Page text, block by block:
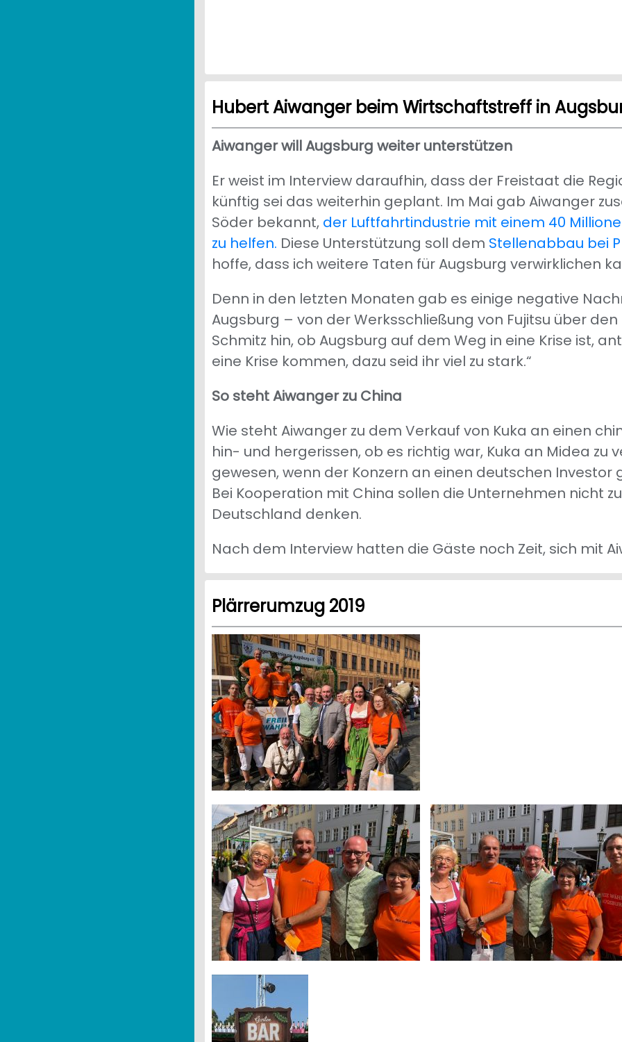
Hubert Aiwanger beim Wirtschaftstreff in
Aiwanger will Augsburg weiter unterstützen
Er weist im Interview daraufhin, dass der Freistaat die
künftig sei das weiterhin geplant. Im Mai gab Aiwanger
Söder bekannt, der Luftfahrtindustrie mit einem 40
zu helfen. Diese Unterstützung soll dem Stellenabbau bei
hoffe, dass ich weitere Taten für Augsburg verwirklichen
Denn in den letzten Monaten gab es einige negative
Augsburg – von der Werksschließung von Fujitsu über
Schmitz hin, ob Augsburg auf dem Weg in eine Krise ist,
eine Krise kommen, dazu seid ihr viel zu stark.“
So steht Aiwanger zu China
Wie steht Aiwanger zu dem Verkauf von Kuka an einen
hin- und hergerissen, ob es richtig war, Kuka an Midea zu
gewesen, wenn der Konzern an einen deutschen
Bei Kooperation mit China sollen die Unternehmen nicht
Deutschland denken.
Nach dem Interview hatten die Gäste noch Zeit, sich mit
Plärrerumzug 2019